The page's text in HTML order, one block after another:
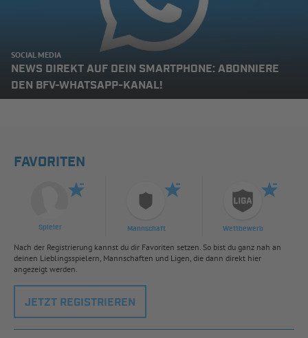
SOCIAL MEDIA
NEWS DIREKT AUF DEIN SMARTPHONE: ABONNIERE
DEN BFV-WHATSAPP-KANAL!
FAVORITEN
Spieler Mannschaft Wettbewerb
Nach der Registrierung kannst du dir Favoriten setzen. So bist du ganz nah an
deinen Lieblingsspielern, Mannschaften und Ligen, die dann direkt hier
angezeigt werden.
JETZT REGISTRIEREN